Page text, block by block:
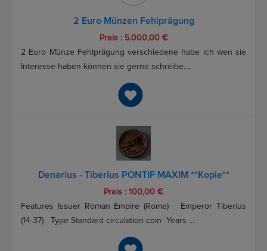
2 Euro Münzen Fehlprägung
Preis : 5.000,00 €
2 Euro Münze Fehlprägung verschiedene habe ich wen sie
Interesse haben können sie gerne schreibe....
Denarius - Tiberius PONTIF MAXIM **Kopie**
Preis : 100,00 €
Features Issuer Roman Empire (Rome) Emperor Tiberius
(14-37) Type Standard circulation coin Years ...